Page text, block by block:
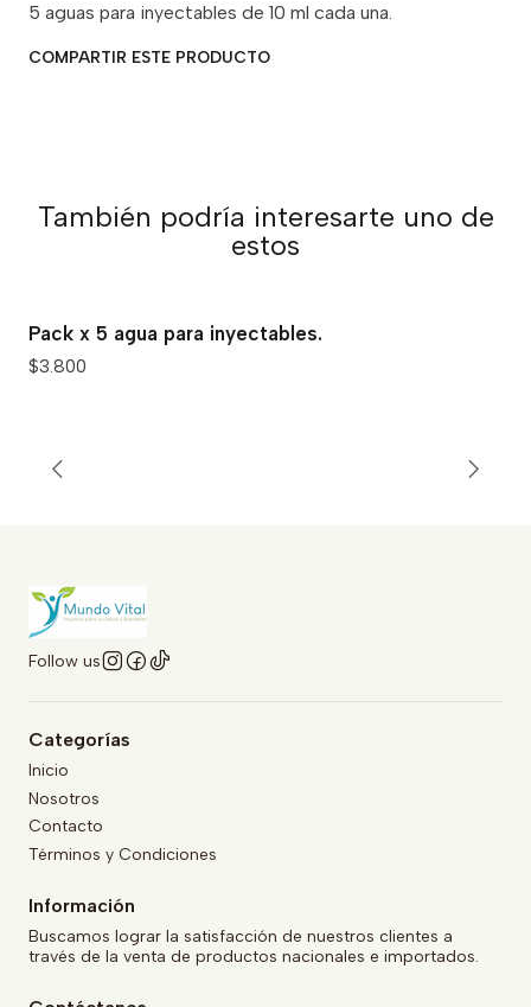
5 aguas para inyectables de 10 ml cada una.
COMPARTIR ESTE PRODUCTO
También podría interesarte uno de
estos
Pack x 5 agua para inyectables.
$3.800
Follow us
Categorías
Inicio
Nosotros
Contacto
Términos y Condiciones
Información
Buscamos lograr la satisfacción de nuestros clientes a
través de la venta de productos nacionales e importados.